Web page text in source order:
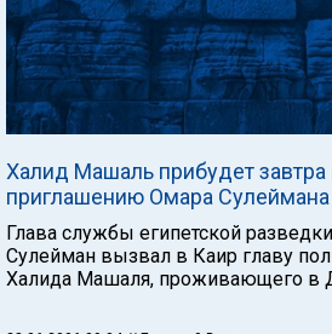
Халид Машаль прибудет завтра
приглашению Омара Сулеймана
Глава службы египетской
Сулейман вызвал в Каир главу
Халида Машаля, проживающего в